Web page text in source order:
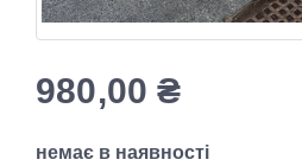
980,00₴
немає в наявності